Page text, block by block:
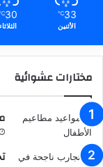
33
℃
الأثنين
30
مختارات عشوائية